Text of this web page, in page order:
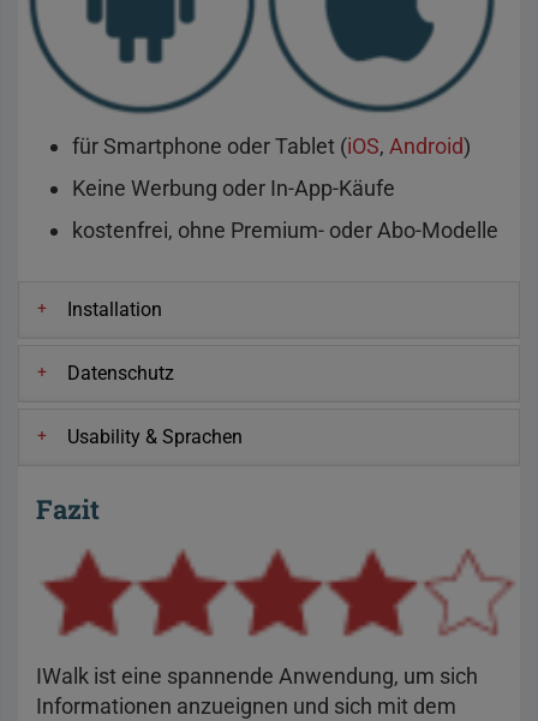
für Smartphone oder Tablet (iOS, Android)
Keine Werbung oder In-App-Käufe
kostenfrei, ohne Premium- oder Abo-Modelle
Installation
Datenschutz
Usability & Sprachen
Fazit
IWalk ist eine spannende Anwendung, um sich
Informationen anzueignen und sich mit dem